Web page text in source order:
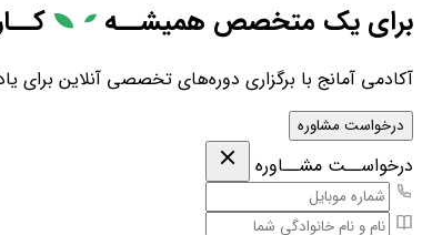
برای یک متخصص همیشــه
آکادمی آمانج با برگزاری دوره‌های تخصصی آنلاین برای
درخواست مشاوره
درخواســت مشــاوره